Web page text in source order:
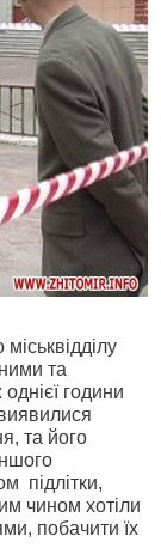
та
години
та його
підлітки,
чином хотіли
побачити їх